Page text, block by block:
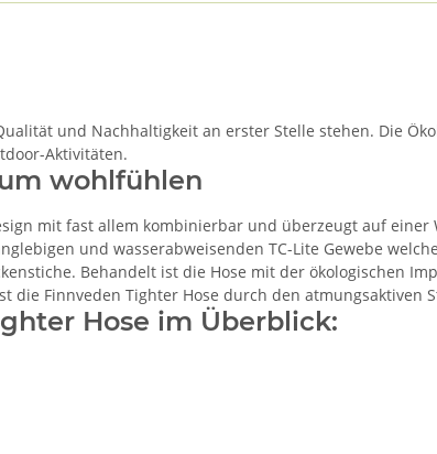
und Nachhaltigkeit an erster Stelle stehen. Die
Aktivitäten.
wohlfühlen
mit fast allem kombinierbar und überzeugt auf
und wasserabweisenden TC-Lite Gewebe
Behandelt ist die Hose mit der ökologischen
Finnveden Tighter Hose durch den atmungsaktiven
Hose im Überblick: